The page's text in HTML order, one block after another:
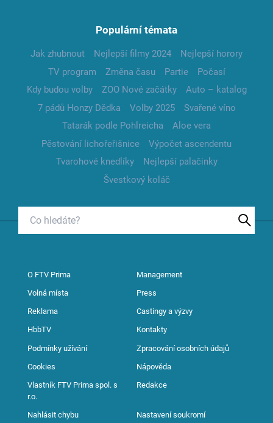
Populární témata
Jak zhubnout Nejlepší filmy 2024
Nejlepší horory
TV program
Změna času Partie
Počasí
Kdy budou volby
ZOO Nové začátky
Auto – katalog
7 pádů Honzy Dědka
Volby 2025
Svařené víno
Tatarák podle Pohlreicha
Aloe vera
Pěstování lichořeřišnice
Výpočet ascendentu
Tvarohové knedlíky
Nejlepší palačinky
Švestkový koláč
O FTV Prima Management
Volná místa Press
Reklama Castingy a výzvy
HbbTV Kontakty
Podmínky užívání Zpracování osobních údajů
Cookies Nápověda
Vlastník FTV Prima spol. s
r.o.
Redakce
Nahlásit chybu Nastavení soukromí